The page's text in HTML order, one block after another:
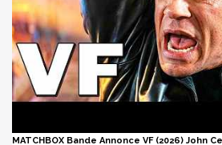
MATCHBOX Bande Annonce VF (2026) John